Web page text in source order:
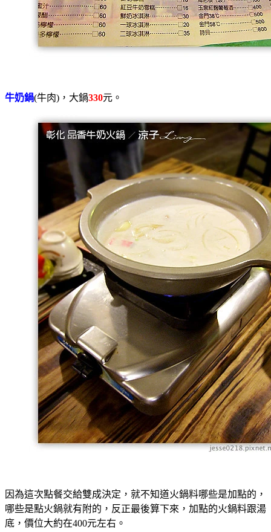
牛奶鍋(牛肉)，大鍋330元。
因為這次點餐交給雙成決定，就不知道火鍋料哪些是加點的，
哪些是點火鍋就有附的，反正最後算下來，加點的火鍋料跟湯
底，價位大約在400元左右。